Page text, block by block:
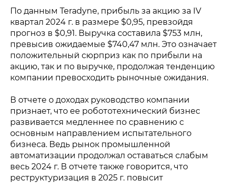
По данным Teradyne, прибыль за акцию за IV
квартал 2024 г. в размере $0,95, превзойдя
прогноз в $0,91. Выручка составила $753 млн,
превысив ожидаемые $740,47 млн. Это означает
положительный сюрприз как по прибыли на
акцию, так и по выручке, продолжая тенденцию
компании превосходить рыночные ожидания.
В отчете о доходах руководство компании
признает, что ее робототехнический бизнес
развивается медленнее по сравнению с
основным направлением испытательного
бизнеса. Ведь рынок промышленной
автоматизации продолжал оставаться слабым
весь 2024 г. В отчете также говорится, что
реструктуризация в 2025 г. повысит